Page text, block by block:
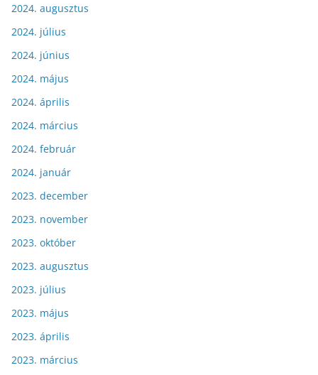
2024. augusztus
2024. július
2024. június
2024. május
2024. április
2024. március
2024. február
2024. január
2023. december
2023. november
2023. október
2023. augusztus
2023. július
2023. május
2023. április
2023. március